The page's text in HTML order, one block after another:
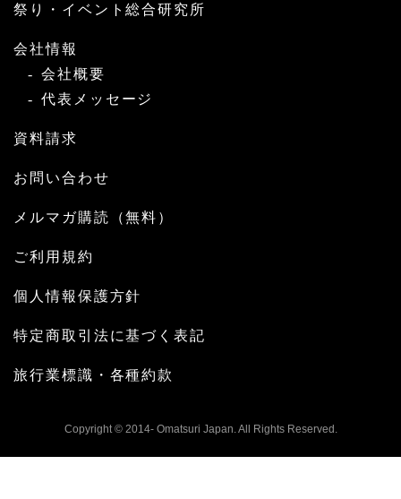
祭り・イベント総合研究所
会社情報
会社概要
代表メッセージ
資料請求
お問い合わせ
メルマガ購読（無料）
ご利用規約
個人情報保護方針
特定商取引法に基づく表記
旅行業標識・各種約款
Copyright © 2014- Omatsuri Japan. All Rights Reserved.